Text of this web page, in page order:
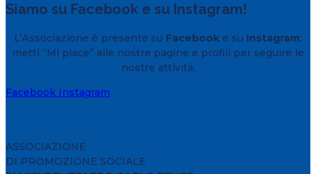
Siamo su Facebook e su Instagram!
L’Associazione è presente su Facebook e su Instagram:
metti “Mi piace” alle nostre pagine e profili per seguire le
nostre attività.
Facebook Instagram
ASSOCIAZIONE
DI PROMOZIONE SOCIALE